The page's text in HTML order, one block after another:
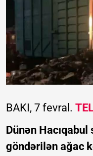
BAKI, 7 fevral.
Dünən
göndərilən ağac